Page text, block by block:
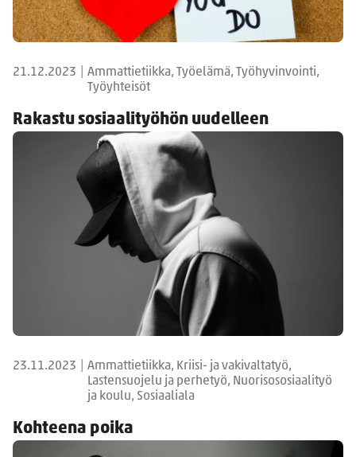
21.12.2023
Ammattietiikka, Työelämä, Työhyvinvointi,
Työyhteisöt
Rakastu sosiaalityöhön uudelleen
23.11.2023
Ammattietiikka, Kriisi- ja vakivaltatyö,
Lastensuojelu ja perhetyö, Nuorisososiaalityö
ja koulu, Sosiaaliala
Kohteena poika